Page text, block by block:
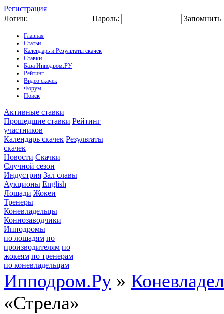
Регистрация
Логин:
Пароль: Запомнить
Главная
Статьи
Календарь и Результаты скачек
Ставки
База Ипподром.РУ
Рейтинг
Видео скачек
Форум
Поиск
Активные ставки
Прошедшие ставки Рейтинг
участников
Календарь скачек Результаты
скачек
Новости Скачки
Случной сезон
Индустрия Зал славы
Аукционы English
Лошади Жокеи
Тренеры
Коневладельцы
Коннозаводчики
Ипподромы
по лошадям по
производителям по
жокеям по тренерам
по коневладельцам
Ипподром.Ру »
«Стрела»